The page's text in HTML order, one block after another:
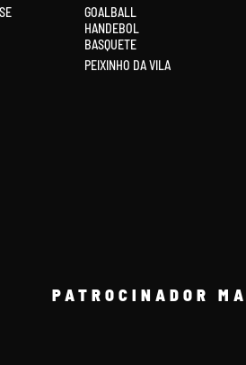
GOALBALL
HANDEBOL
BASQUETE
PEIXINHO DA VILA
PATROCINADOR